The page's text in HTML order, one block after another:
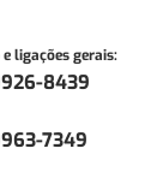
ligações gerais:
8439
7349